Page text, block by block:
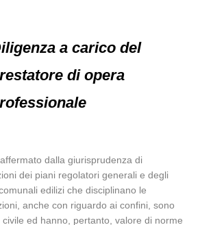
a carico del
di opera
dalla giurisprudenza di
dei piani regolatori generali e degli
edilizi che disciplinano le
anche con riguardo ai confini, sono
ed hanno, pertanto, valore di norme